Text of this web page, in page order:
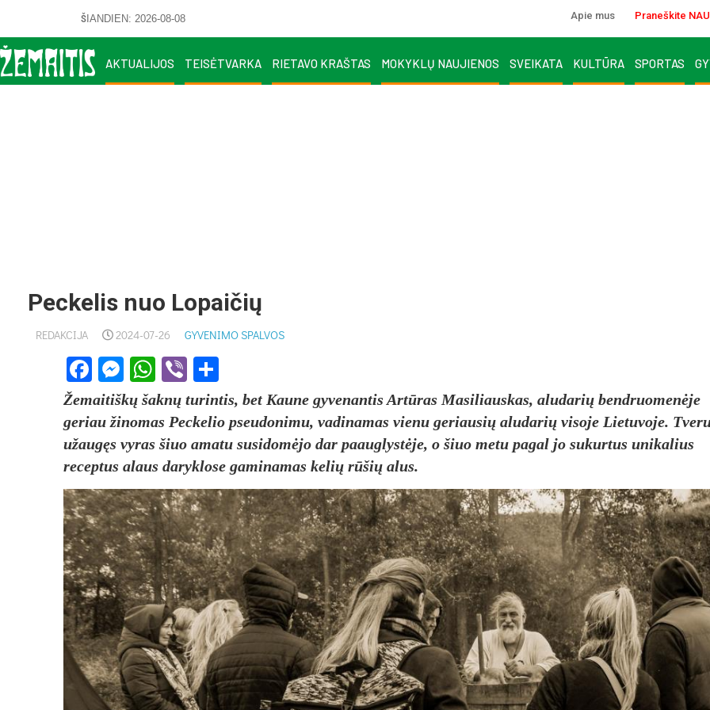
ŠIANDIEN: 2026-08-08 Apie mus Praneškite
AKTUALIJOS TEISĖTVARKA RIETAVO KRAŠTAS MOKYKLŲ NAUJIENOS SVEIKATA KULTŪRA SPORTAS
Peckelis nuo Lopaičių
REDAKCIJA 2024-07-26 GYVENIMO SPALVOS
Facebook
Messenger
WhatsApp
Viber
Žemaitiškų šaknų turintis, bet Kaune gyvenantis Artūras Masiliauskas, aludarių bendruomenėje
geriau žinomas Peckelio pseudonimu, vadinamas vienu geriausių aludarių visoje Lietuvoje.
užaugęs vyras šiuo amatu susidomėjo dar paauglystėje, o šiuo metu pagal jo sukurtus unikalius
receptus alaus daryklose gaminamas kelių rūšių alus.